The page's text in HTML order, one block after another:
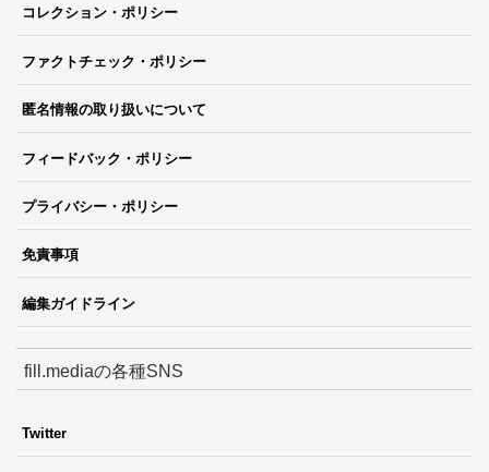
コレクション・ポリシー
ファクトチェック・ポリシー
匿名情報の取り扱いについて
フィードバック・ポリシー
プライバシー・ポリシー
免責事項
編集ガイドライン
fill.mediaの各種SNS
Twitter